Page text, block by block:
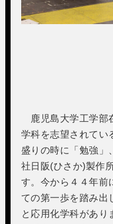
鹿児島大学工学部
学科を志望されてい
盛りの時に「勉強」
社日阪(ひさか)製作
す。今から４４年前
ての第一歩を踏み出
と応用化学科があり